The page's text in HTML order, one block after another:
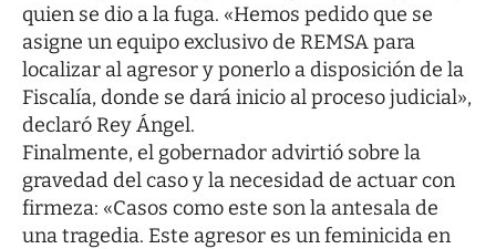
quien se dio a la fuga. «Hemos pedido que se
asigne un equipo exclusivo de REMSA para
localizar al agresor y ponerlo a disposición de la
Fiscalía, donde se dará inicio al proceso judicial»,
declaró Rey Ángel.
Finalmente, el gobernador advirtió sobre la
gravedad del caso y la necesidad de actuar con
firmeza: «Casos como este son la antesala de
una tragedia. Este agresor es un feminicida en